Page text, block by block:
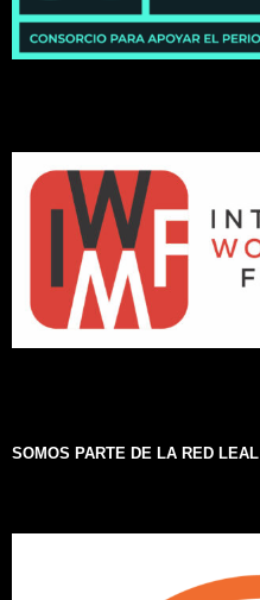
SOMOS PARTE DE LA RED LEAL